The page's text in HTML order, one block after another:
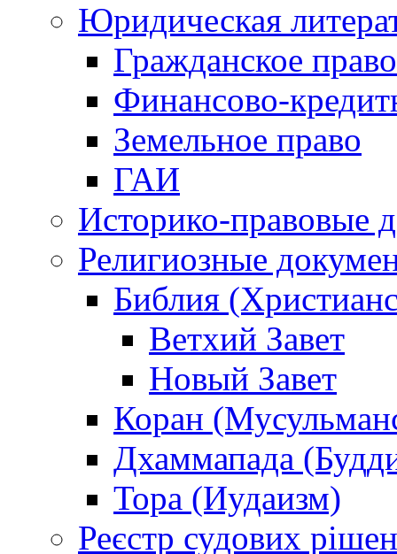
Юридическая
Гражданское право
Финансово-
Земельное право
ГАИ
Историко-правовые
Религиозные
Библия
Ветхий Завет
Новый Завет
Коран
Дхаммапада
Тора (Иудаизм)
Реєстр судових